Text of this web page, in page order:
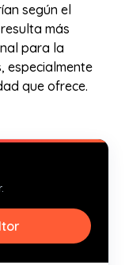
según el
más
para la
especialmente
que ofrece.